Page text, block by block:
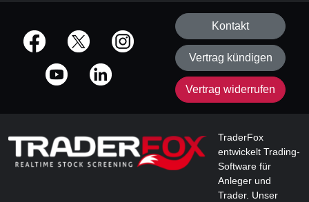
offizielle Social Media-Accounts
Kontakt
Vertrag kündigen
Vertrag widerrufen
TraderFox
entwickelt Trading-
Software für
Anleger und
Trader. Unser